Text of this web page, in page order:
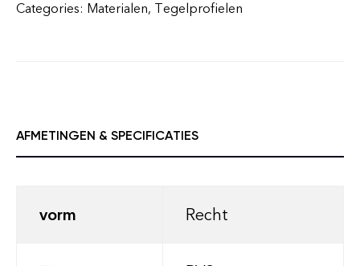
Categories: Materialen, Tegelprofielen
AFMETINGEN & SPECIFICATIES
vorm Recht